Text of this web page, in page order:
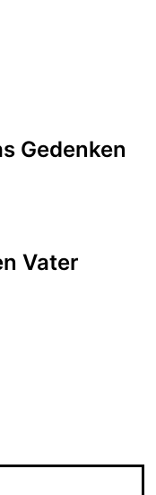
Gedenken
Vater